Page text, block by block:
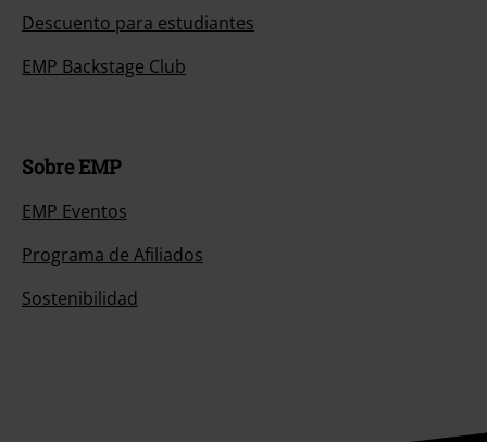
Descuento para estudiantes
EMP Backstage Club
Sobre EMP
EMP Eventos
Programa de Afiliados
Sostenibilidad